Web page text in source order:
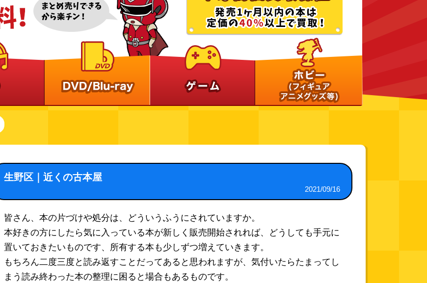
DVD
生野区｜近くの古本屋
2021/09/16
皆さん、本の片づけや処分は、どういうふうにされていますか。
本好きの方にしたら気に入っている本が新しく販売開始されれば、どうしても手元に
置いておきたいものです、所有する本も少しずつ増えていきます。
もちろん二度三度と読み返すことだってあると思われますが、気付いたらたまってし
まう読み終わった本の整理に困ると場合もあるものです。